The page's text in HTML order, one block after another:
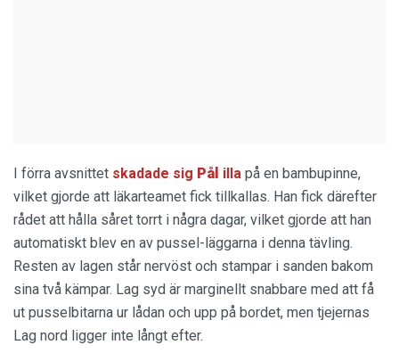
I förra avsnittet skadade sig Pål illa på en bambupinne,
vilket gjorde att läkarteamet fick tillkallas. Han fick därefter
rådet att hålla såret torrt i några dagar, vilket gjorde att han
automatiskt blev en av pussel-läggarna i denna tävling.
Resten av lagen står nervöst och stampar i sanden bakom
sina två kämpar. Lag syd är marginellt snabbare med att få
ut pusselbitarna ur lådan och upp på bordet, men tjejernas
Lag nord ligger inte långt efter.